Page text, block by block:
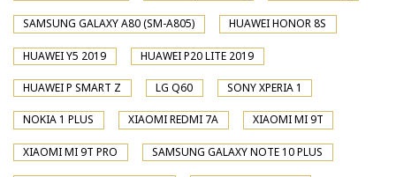
SAMSUNG GALAXY A80 (SM-A805) HUAWEI HONOR 8S
HUAWEI Y5 2019 HUAWEI P20 LITE 2019
HUAWEI P SMART Z LG Q60 SONY XPERIA 1
NOKIA 1 PLUS XIAOMI REDMI 7A XIAOMI MI 9T
XIAOMI MI 9T PRO SAMSUNG GALAXY NOTE 10 PLUS